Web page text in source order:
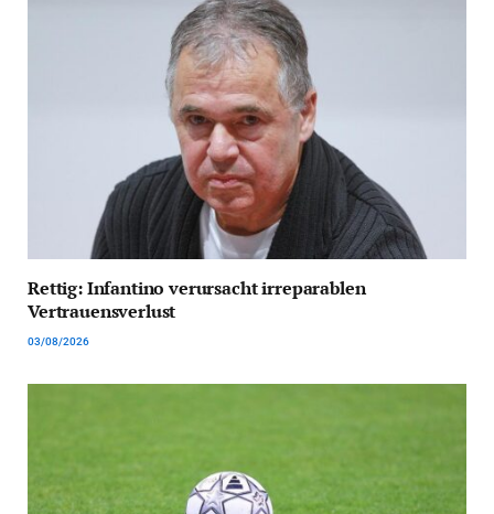
Rettig: Infantino verursacht irreparablen
Vertrauensverlust
03/08/2026